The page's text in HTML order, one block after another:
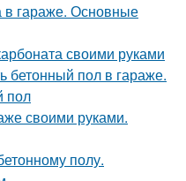
в гараже. Основные
своими руками
бетонный пол в гараже.
пол
своими руками.
полу.